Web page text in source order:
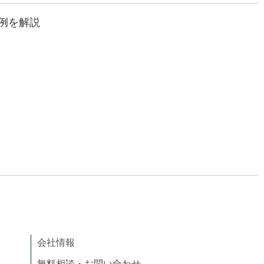
を解説
会社情報